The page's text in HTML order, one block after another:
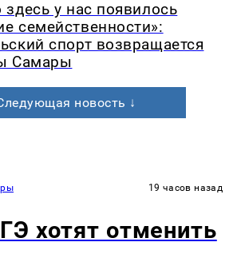
у нас появилось
семейственности»:
спорт возвращается
Самары
новость ↓
19 часов назад
хотят отменить